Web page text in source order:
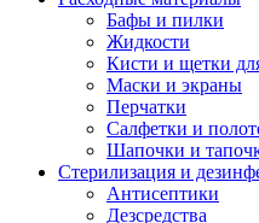
Бафы и пилки
Жидкости
Кисти и щетки
Маски и экраны
Перчатки
Салфетки и
Шапочки и
Стерилизация и
Антисептики
Дезсредства